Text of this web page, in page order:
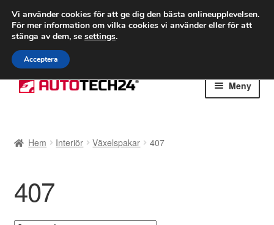
FRAKT från 75 kr
Världsomspännande frakt
Ring 766 924 713
Hoppa
till
Hoppa
till
Meny
Betalningar
Integritetspolicy
Klagomål
Hem Interiör Växelspakar 407
407
Vi använder cookies för att ge dig den bästa onlineupplevelsen.
För mer information om vilka cookies vi använder eller för att
stänga av dem, se settings.
Acceptera